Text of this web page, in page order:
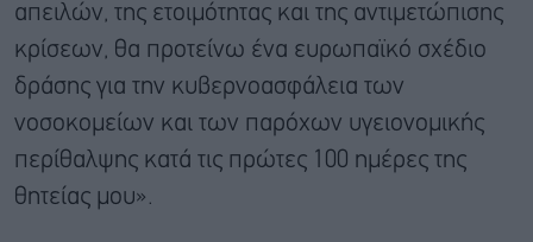
απειλών, της ετοιμότητας και της αντιμετώπισης
κρίσεων, θα προτείνω ένα ευρωπαϊκό σχέδιο
δράσης για την κυβερνοασφάλεια των
νοσοκομείων και των παρόχων υγειονομικής
περίθαλψης κατά τις πρώτες 100 ημέρες της
θητείας μου».